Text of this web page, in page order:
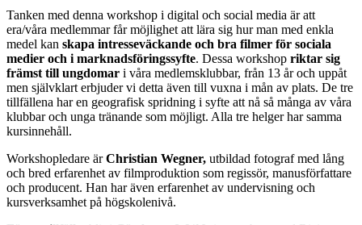
Tanken med denna workshop i digital och social media är att
era/våra medlemmar får möjlighet att lära sig hur man med enkla
medel kan skapa intresseväckande och bra filmer för sociala
medier och i marknadsföringssyfte. Dessa workshop riktar sig
främst till ungdomar i våra medlemsklubbar, från 13 år och uppåt
men självklart erbjuder vi detta även till vuxna i mån av plats. De tre
tillfällena har en geografisk spridning i syfte att nå så många av våra
klubbar och unga tränande som möjligt. Alla tre helger har samma
kursinnehåll.
Workshopledare ärChristian Wegner, utbildad fotograf med lång
och bred erfarenhet av filmproduktion som regissör, manusförfattare
och producent. Han har även erfarenhet av undervisning och
kursverksamhet på högskolenivå.